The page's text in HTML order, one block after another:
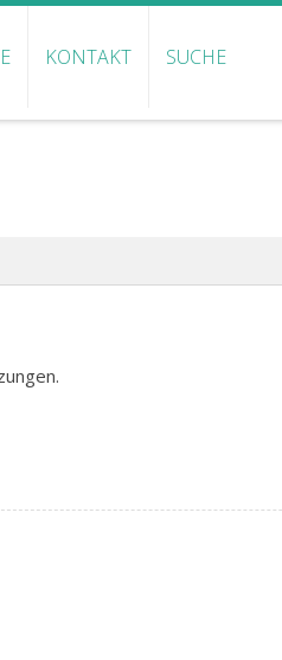
KONTAKT SUCHE